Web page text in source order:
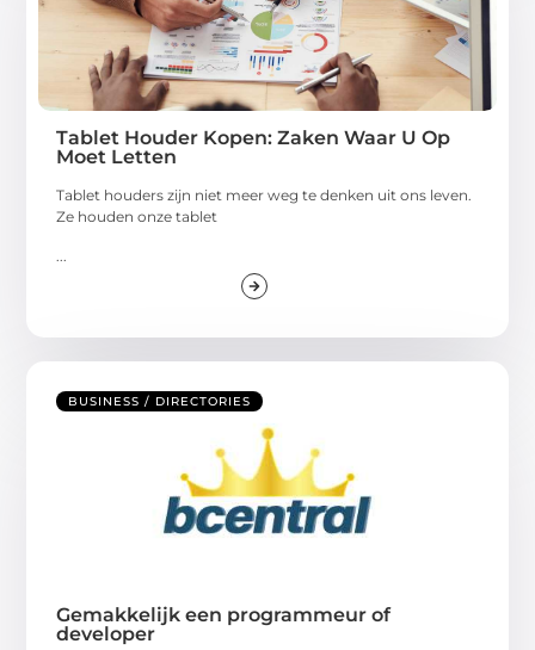
Tablet Houder Kopen: Zaken Waar U Op
Moet Letten
Tablet houders zijn niet meer weg te denken uit ons leven.
Ze houden onze tablet
BUSINESS / DIRECTORIES
Gemakkelijk een programmeur of
developer